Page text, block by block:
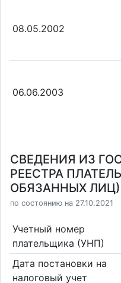
08.05.2002
06.06.2003
СВЕДЕНИЯ ИЗ
РЕЕСТРА
ОБЯЗАННЫХ ЛИЦ)
по состоянию на 27.10.2021
Учетный номер
плательщика (УНП)
Дата постановки на
налоговый учет